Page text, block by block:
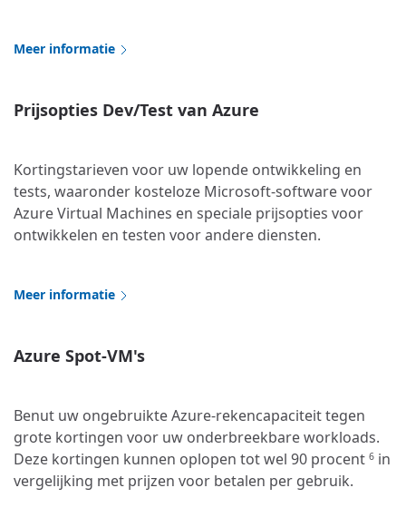
Meer informatie
Prijsopties Dev/Test van Azure
Kortingstarieven voor uw lopende ontwikkeling en
tests, waaronder kosteloze Microsoft-software voor
Azure Virtual Machines en speciale prijsopties voor
ontwikkelen en testen voor andere diensten.
Meer informatie
Azure Spot-VM's
Benut uw ongebruikte Azure-rekencapaciteit tegen
grote kortingen voor uw onderbreekbare workloads.
Deze kortingen kunnen oplopen tot wel 90 procent 6 in
vergelijking met prijzen voor betalen per gebruik.